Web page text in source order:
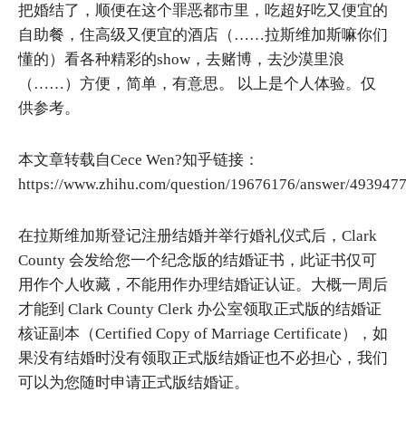
把婚结了，顺便在这个罪恶都市里，吃超好吃又便宜的
自助餐，住高级又便宜的酒店（……拉斯维加斯嘛你们
懂的）看各种精彩的show，去赌博，去沙漠里浪
（……）方便，简单，有意思。 以上是个人体验。仅
供参考。
本文章转载自Cece Wen?知乎链接：
https://www.zhihu.com/question/19676176/answer/
在拉斯维加斯登记注册结婚并举行婚礼仪式后，Clark
County 会发给您一个纪念版的结婚证书，此证书仅可
用作个人收藏，不能用作办理结婚证认证。大概一周后
才能到 Clark County Clerk 办公室领取正式版的结婚证
核证副本（Certified Copy of Marriage Certificate），如
果没有结婚时没有领取正式版结婚证也不必担心，我们
可以为您随时申请正式版结婚证。